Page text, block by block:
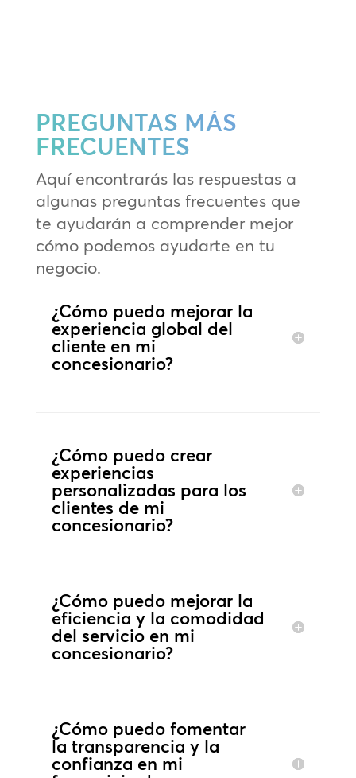
PREGUNTAS MÁS
FRECUENTES
Aquí encontrarás las respuestas a
algunas preguntas frecuentes que
te ayudarán a comprender mejor
cómo podemos ayudarte en tu
negocio.
¿Cómo puedo mejorar la
experiencia global del
cliente en mi
concesionario?
¿Cómo puedo crear
experiencias
personalizadas para los
clientes de mi
concesionario?
¿Cómo puedo mejorar la
eficiencia y la comodidad
del servicio en mi
concesionario?
¿Cómo puedo fomentar
la transparencia y la
confianza en mi